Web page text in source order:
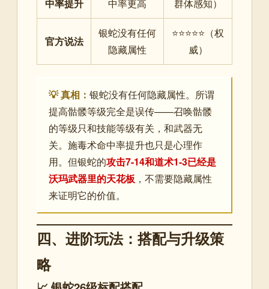
中率提升 中率更高 群体感知）
官方说法
银蛇没有任何
隐藏属性
⭐⭐⭐⭐⭐（权
威）
💡 真相： 银蛇没有任何隐藏属性。所谓
提高骷髅等级完全是误传——召唤骷髅
的等级只和技能等级有关，和武器无
关。施毒术命中率提升也只是心理作
用。但银蛇的攻击7-14和道术1-3已经是
沃玛武器里的天花板 ，不需要隐藏属性
来证明它的价值。
四、进阶玩法：搭配与升级策
略